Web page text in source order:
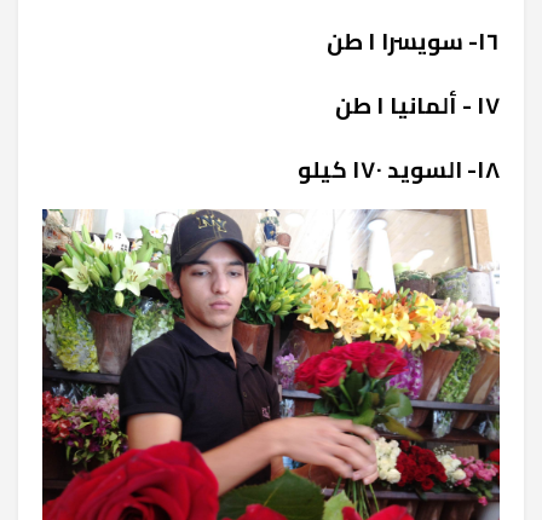
١٦- سويسرا ١ طن
١٧ - ألمانيا ١ طن
١٨- السويد ١٧٠ كيلو